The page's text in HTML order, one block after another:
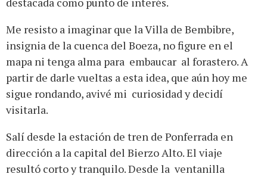
Me resisto a imaginar que la Villa de Bembibre,
insignia de la cuenca del Boeza, no figure en el
mapa ni tenga alma para embaucar al forastero. A
partir de darle vueltas a esta idea, que aún hoy me
sigue rondando, avivé mi curiosidad y decidí
visitarla.
Salí desde la estación de tren de Ponferrada en
dirección a la capital del Bierzo Alto. El viaje
resultó corto y tranquilo. Desde la ventanilla